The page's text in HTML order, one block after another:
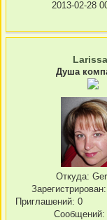
2013-02-28
Душа
Откуда:
Зарегистрирован
Приглашений: 0
Сообщений: